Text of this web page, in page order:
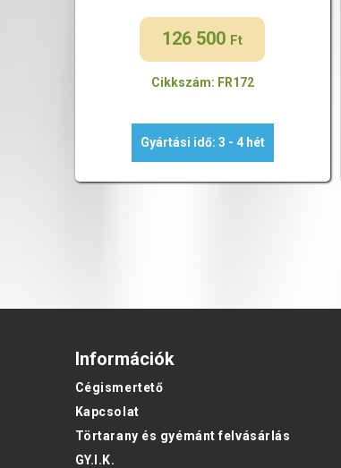
126 500 Ft
Cikkszám: FR172
Gyártási idő: 3 - 4 hét
Információk
Cégismertető
Kapcsolat
Törtarany és gyémánt felvásárlás
GY.I.K.